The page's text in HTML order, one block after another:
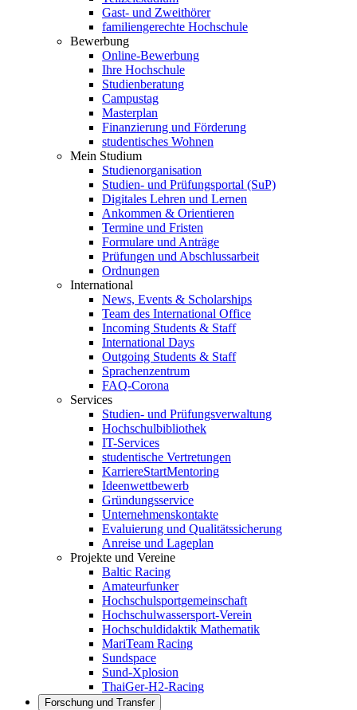
Gast- und Zweithörer
familiengerechte Hochschule
Bewerbung
Online-Bewerbung
Ihre Hochschule
Studienberatung
Campustag
Masterplan
Finanzierung und Förderung
studentisches Wohnen
Mein Studium
Studienorganisation
Studien- und Prüfungsportal (SuP)
Digitales Lehren und Lernen
Ankommen & Orientieren
Termine und Fristen
Formulare und Anträge
Prüfungen und Abschlussarbeit
Ordnungen
International
News, Events & Scholarships
Team des International Office
Incoming Students & Staff
International Days
Outgoing Students & Staff
Sprachenzentrum
FAQ-Corona
Services
Studien- und Prüfungsverwaltung
Hochschulbibliothek
IT-Services
studentische Vertretungen
KarriereStartMentoring
Ideenwettbewerb
Gründungsservice
Unternehmenskontakte
Evaluierung und Qualitätssicherung
Anreise und Lageplan
Projekte und Vereine
Baltic Racing
Amateurfunker
Hochschulsportgemeinschaft
Hochschulwassersport-Verein
Hochschuldidaktik Mathematik
MariTeam Racing
Sundspace
Sund-Xplosion
ThaiGer-H2-Racing
Forschung und Transfer